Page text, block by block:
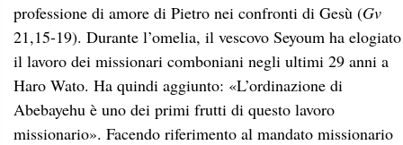
professione di amore di Pietro nei confronti di Gesù (Gv
21,15-19). Durante l’omelia, il vescovo Seyoum ha elogiato
il lavoro dei missionari comboniani negli ultimi 29 anni a
Haro Wato. Ha quindi aggiunto: «L’ordinazione di
Abebayehu è uno dei primi frutti di questo lavoro
missionario». Facendo riferimento al mandato missionario